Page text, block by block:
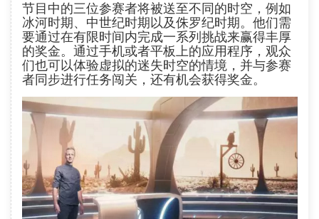
节目中的三位参赛者将被送至不同的时空，例如
冰河时期、中世纪时期以及侏罗纪时期。他们需
要通过在有限时间内完成一系列挑战来赢得丰厚
的奖金。通过手机或者平板上的应用程序，观众
们也可以体验虚拟的迷失时空的情境，并与参赛
者同步进行任务闯关，还有机会获得奖金。